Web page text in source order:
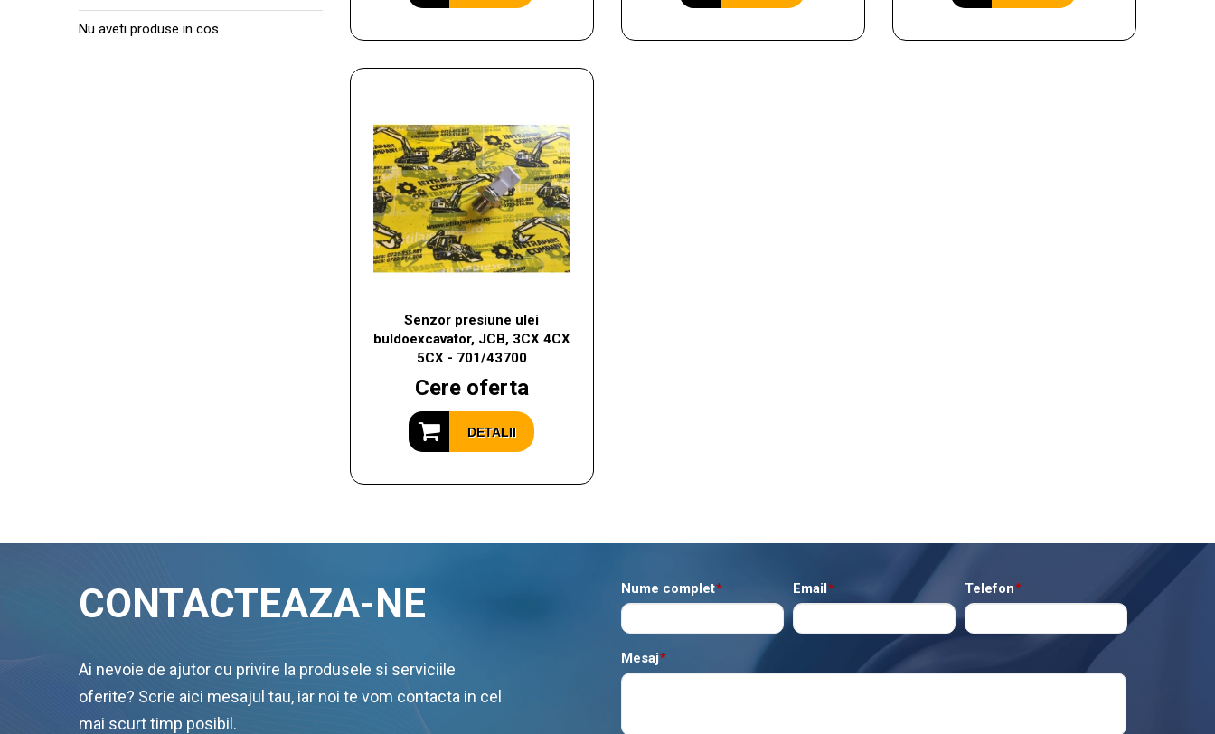
Nu aveti produse in cos
Senzor presiune ulei
buldoexcavator, JCB, 3CX 4CX
5CX - 701/43700
Cere oferta
DETALII
CONTACTEAZA-NE
Ai nevoie de ajutor cu privire la produsele si serviciile
oferite? Scrie aici mesajul tau, iar noi te vom contacta in cel
mai scurt timp posibil.
*
Nume complet *
Email *
Telefon
*
Mesaj